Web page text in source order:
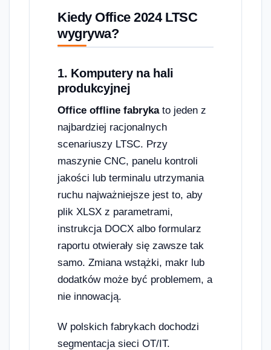
Kiedy Office 2024 LTSC
wygrywa?
1. Komputery na hali
produkcyjnej
Office offline fabrykato jeden z
najbardziej racjonalnych
scenariuszy LTSC. Przy
maszynie CNC, panelu kontroli
jakości lub terminalu utrzymania
ruchu najważniejsze jest to, aby
plik XLSX z parametrami,
instrukcja DOCX albo formularz
raportu otwierały się zawsze tak
samo. Zmiana wstążki, makr lub
dodatków może być problemem, a
nie innowacją.
W polskich fabrykach dochodzi
segmentacja sieci OT/IT.